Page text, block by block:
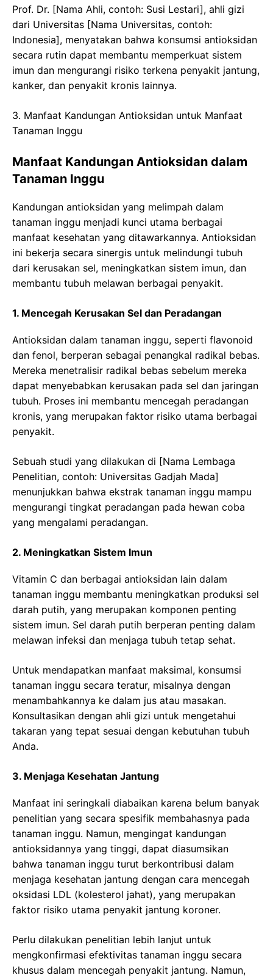
Prof. Dr. [Nama Ahli, contoh: Susi Lestari], ahli gizi
dari Universitas [Nama Universitas, contoh:
Indonesia], menyatakan bahwa konsumsi antioksidan
secara rutin dapat membantu memperkuat sistem
imun dan mengurangi risiko terkena penyakit jantung,
kanker, dan penyakit kronis lainnya.
3. Manfaat Kandungan Antioksidan untuk Manfaat
Tanaman Inggu
Manfaat Kandungan Antioksidan dalam
Tanaman Inggu
Kandungan antioksidan yang melimpah dalam
tanaman inggu menjadi kunci utama berbagai
manfaat kesehatan yang ditawarkannya. Antioksidan
ini bekerja secara sinergis untuk melindungi tubuh
dari kerusakan sel, meningkatkan sistem imun, dan
membantu tubuh melawan berbagai penyakit.
1. Mencegah Kerusakan Sel dan Peradangan
Antioksidan dalam tanaman inggu, seperti flavonoid
dan fenol, berperan sebagai penangkal radikal bebas.
Mereka menetralisir radikal bebas sebelum mereka
dapat menyebabkan kerusakan pada sel dan jaringan
tubuh. Proses ini membantu mencegah peradangan
kronis, yang merupakan faktor risiko utama berbagai
penyakit.
Sebuah studi yang dilakukan di [Nama Lembaga
Penelitian, contoh: Universitas Gadjah Mada]
menunjukkan bahwa ekstrak tanaman inggu mampu
mengurangi tingkat peradangan pada hewan coba
yang mengalami peradangan.
2. Meningkatkan Sistem Imun
Vitamin C dan berbagai antioksidan lain dalam
tanaman inggu membantu meningkatkan produksi sel
darah putih, yang merupakan komponen penting
sistem imun. Sel darah putih berperan penting dalam
melawan infeksi dan menjaga tubuh tetap sehat.
Untuk mendapatkan manfaat maksimal, konsumsi
tanaman inggu secara teratur, misalnya dengan
menambahkannya ke dalam jus atau masakan.
Konsultasikan dengan ahli gizi untuk mengetahui
takaran yang tepat sesuai dengan kebutuhan tubuh
Anda.
3. Menjaga Kesehatan Jantung
Manfaat ini seringkali diabaikan karena belum banyak
penelitian yang secara spesifik membahasnya pada
tanaman inggu. Namun, mengingat kandungan
antioksidannya yang tinggi, dapat diasumsikan
bahwa tanaman inggu turut berkontribusi dalam
menjaga kesehatan jantung dengan cara mencegah
oksidasi LDL (kolesterol jahat), yang merupakan
faktor risiko utama penyakit jantung koroner.
Perlu dilakukan penelitian lebih lanjut untuk
mengkonfirmasi efektivitas tanaman inggu secara
khusus dalam mencegah penyakit jantung. Namun,